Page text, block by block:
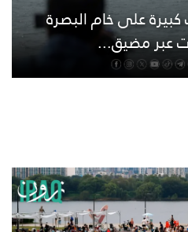
على خام البصرة
عبر مضيق...